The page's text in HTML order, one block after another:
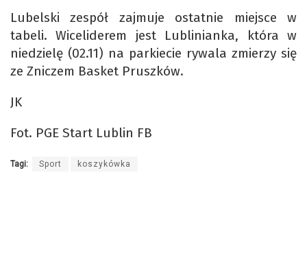
Lubelski zespół zajmuje ostatnie miejsce w
tabeli. Wiceliderem jest Lublinianka, która w
niedzielę (02.11) na parkiecie rywala zmierzy się
ze Zniczem Basket Pruszków.
JK
Fot. PGE Start Lublin FB
Tagi: Sport koszykówka